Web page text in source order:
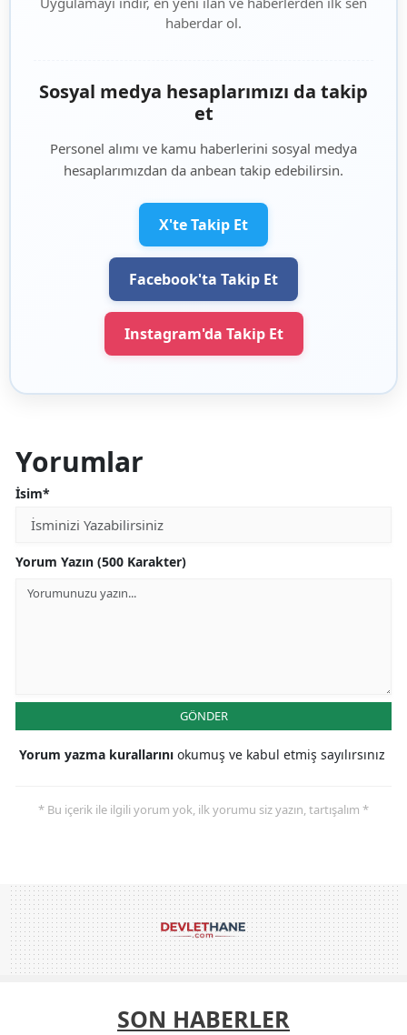
haberdar ol.
Sosyal medya hesaplarımızı da takip
et
Personel alımı ve kamu haberlerini sosyal medya
hesaplarımızdan da anbean takip edebilirsin.
X'te Takip Et
Facebook'ta Takip Et
Instagram'da Takip Et
Yorumlar
İsim*
Yorum Yazın (500 Karakter)
GÖNDER
Yorum yazma kurallarını okumuş ve kabul etmiş sayılırsınız
* Bu içerik ile ilgili yorum yok, ilk yorumu siz yazın, tartışalım *
SON HABERLER